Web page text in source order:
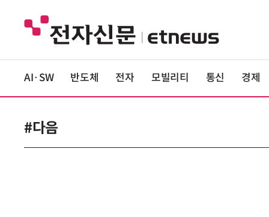
AI·SW 반도체 전자 모빌리티 통신 경제
#다음